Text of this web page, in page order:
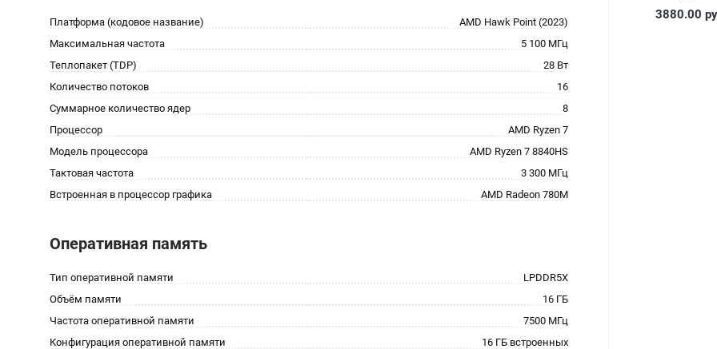
Платформа (кодовое название)
AMD Hawk Point (2023)
Максимальная частота
5 100 МГц
Теплопакет (TDP)
28 Вт
Количество потоков
16
Суммарное количество ядер
8
Процессор
AMD Ryzen 7
Модель процессора
AMD Ryzen 7 8840HS
Тактовая частота
3 300 МГц
Встроенная в процессор графика
AMD Radeon 780M
Оперативная память
Тип оперативной памяти
LPDDR5X
Объём памяти
16 ГБ
Частота оперативной памяти
7500 МГц
Конфигурация оперативной памяти
16 ГБ встроенных
3880.00